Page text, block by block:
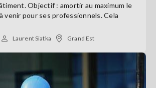
Objectif : amortir au maximum le
venir pour ses professionnels. Cela
Laurent Siatka Grand Est